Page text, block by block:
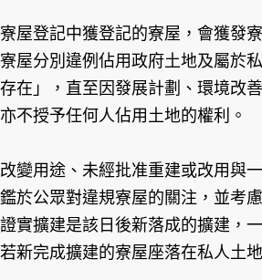
屋登記中獲登記的寮屋，會獲
屋分別違例佔用政府土地及屬
在」，直至因發展計劃、環境
不授予任何人佔用土地的權利。
變用途、未經批准重建或改用
於公眾對違規寮屋的關注，並
實擴建是該日後新落成的擴建
新完成擴建的寮屋座落在私人土